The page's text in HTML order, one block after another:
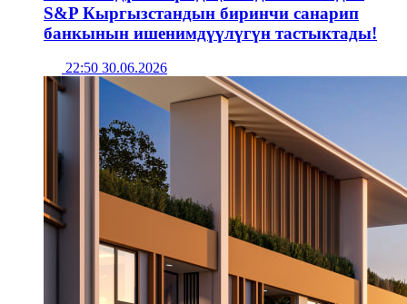
S&P Кыргызстандын биринчи санарип
банкынын ишенимдүүлүгүн тастыктады!
22:50 30.06.2026